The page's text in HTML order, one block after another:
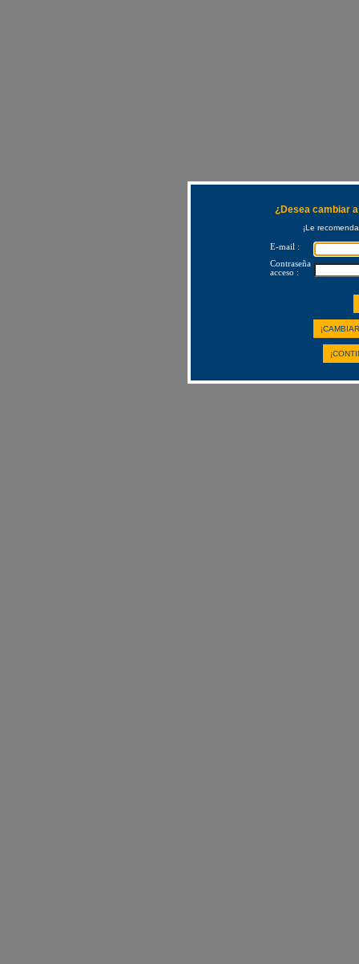
¿Desea cambiar
¡Le
E-mail :
Contraseña
acceso :